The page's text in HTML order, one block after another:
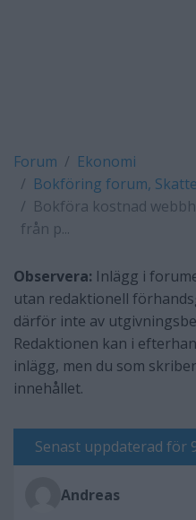
Forum
Ekonomi
Bokföring forum,
Bokföra kostnad
från p...
Observera: Inlägg i
utan redaktionell
därför inte av
Redaktionen kan i
inlägg, men du som
innehållet.
Senast uppdaterad för
Andreas